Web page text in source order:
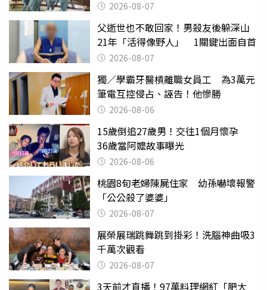
2026-08-07
父逝世也不敢回家！男殺友後躲深山
21年「活得像野人」 1關鍵出面自首
2026-08-07
獨／學霸牙醫槓離職女員工 為3萬元
筆電互控侵占、誣告！他慘勝
2026-08-06
15歲倒追27歲男！交往1個月懷孕
36歲當阿嬤故事曝光
2026-08-06
桃園8旬老婦陳屍住家 幼孫嚇壞報警
「公公殺了婆婆」
2026-08-07
展榮展瑞跳舞跳到掛彩！洗腦神曲吸3
千萬次觀看
2026-08-07
3天前才直播！97萬料理網紅「肥大